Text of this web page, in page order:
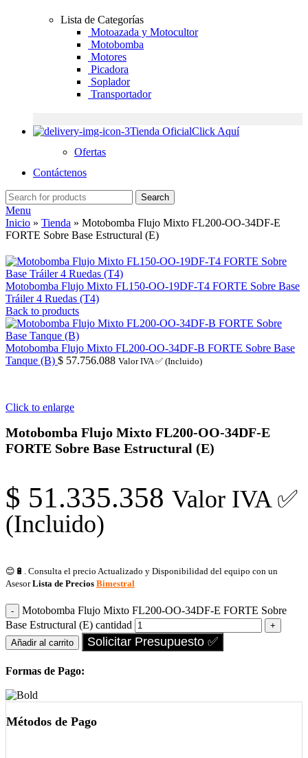
Lista de Categorías
Motoazada y Motocultor
Motobomba
Motores
Picadora
Soplador
Transportador
Tienda OficialClick Aquí
Ofertas
Contáctenos
Search
Menu
Inicio » Tienda » Motobomba Flujo Mixto FL200-OO-34DF-E
FORTE Sobre Base Estructural (E)
Motobomba Flujo Mixto FL150-OO-19DF-T4 FORTE Sobre Base
Tráiler 4 Ruedas (T4)
Back to products
Motobomba Flujo Mixto FL200-OO-34DF-B FORTE Sobre Base
Tanque (B) $ 57.756.088 Valor IVA ✅ (Incluido)
Click to enlarge
Motobomba Flujo Mixto FL200-OO-34DF-E
FORTE Sobre Base Estructural (E)
$ 51.335.358 Valor IVA ✅
(Incluido)
😊🔋. Consulta el precio Actualizado y Disponibilidad del equipo con un
AsesorLista de Precios Bimestral
Motobomba Flujo Mixto FL200-OO-34DF-E FORTE Sobre
Base Estructural (E) cantidad
Añadir al carrito Solicitar Presupuesto ✅
Formas de Pago:
Métodos de Pago